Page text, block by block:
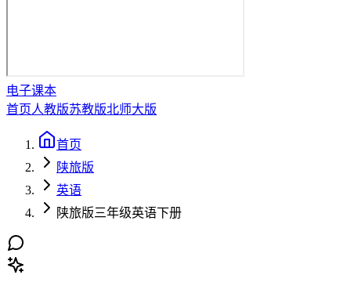
电子课本
首页人教版苏教版北师大版
首页
陕旅版
英语
陕旅版三年级英语下册